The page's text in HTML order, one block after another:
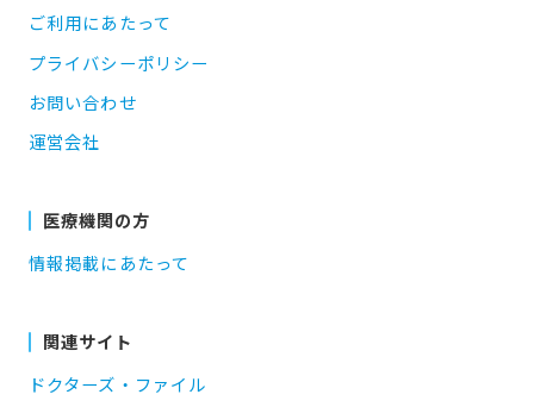
ご利用にあたって
プライバシーポリシー
お問い合わせ
運営会社
医療機関の方
情報掲載にあたって
関連サイト
ドクターズ・ファイル